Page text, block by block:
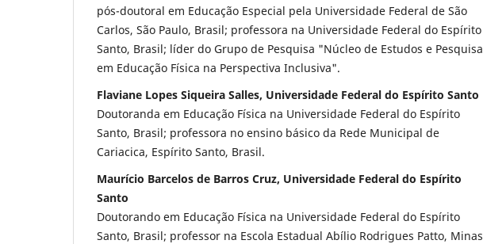
pós-doutoral em Educação Especial pela Universidade Federal de São
Carlos, São Paulo, Brasil; professora na Universidade Federal do Espírito
Santo, Brasil; líder do Grupo de Pesquisa "Núcleo de Estudos e Pesquisa
em Educação Física na Perspectiva Inclusiva".
Flaviane Lopes Siqueira Salles, Universidade Federal do Espírito Santo
Doutoranda em Educação Física na Universidade Federal do Espírito
Santo, Brasil; professora no ensino básico da Rede Municipal de
Cariacica, Espírito Santo, Brasil.
Maurício Barcelos de Barros Cruz, Universidade Federal do Espírito
Santo
Doutorando em Educação Física na Universidade Federal do Espírito
Santo, Brasil; professor na Escola Estadual Abílio Rodrigues Patto, Minas